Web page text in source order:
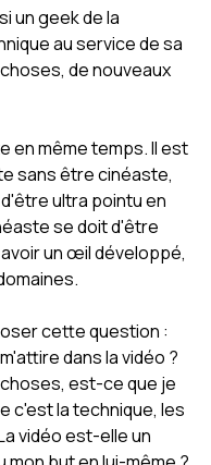
un geek de la
au service de sa
de nouveaux
en même temps. Il est
sans être cinéaste,
ultra pointu en
se doit d'être
un œil développé,
cette question :
dans la vidéo ?
est-ce que je
c'est la technique, les
vidéo est-elle un